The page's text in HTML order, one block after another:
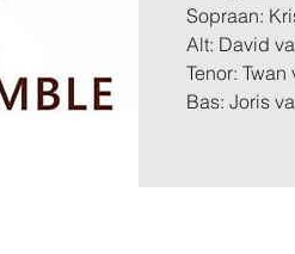
Sopraan:
Alt: David
Tenor:
Bas: Joris